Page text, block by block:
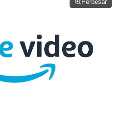
Perbesar